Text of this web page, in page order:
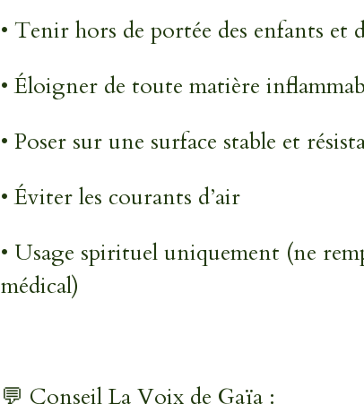
• Tenir hors de portée des enfants et
• Éloigner de toute matière
• Poser sur une surface stable et
• Éviter les courants d’air
• Usage spirituel uniquement (ne
médical)
💬 Conseil La Voix de Gaïa :